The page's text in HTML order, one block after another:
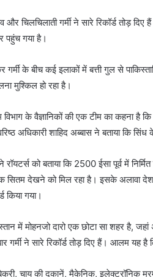
और चिलचिलाती गर्मी ने सारे रिकॉर्ड तोड़
पहुंच गया है।
गर्मी के बीच कई इलाकों में बत्ती गुल से
मुश्किल हो रहा है।
विभाग के वैज्ञानिकों की एक टीम का कहना है
अधिकारी शाहिद अब्बास ने बताया कि
रॉयटर्स को बताया कि 2500 ईसा पूर्व में
सितम देखने को मिल रहा है। इसके अलावा
किया गया।
में मोहनजो दारो एक छोटा सा शहर है,
गर्मी ने सारे रिकॉर्ड तोड़ दिए हैं। आलम यह
चाय की दुकानें, मैकेनिक, इलेक्ट्रॉनिक